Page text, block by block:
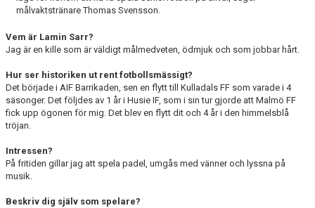
målvaktstränare Thomas Svensson.
Vem är Lamin Sarr?
Jag är en kille som är väldigt målmedveten, ödmjuk och som jobbar hårt.
Hur ser historiken ut rent fotbollsmässigt?
Det började i AIF Barrikaden, sen en flytt till Kulladals FF som varade i 4
säsonger. Det följdes av 1 år i Husie IF, som i sin tur gjorde att Malmö FF
fick upp ögonen för mig. Det blev en flytt dit och 4 år i den himmelsblå
tröjan.
Intressen?
På fritiden gillar jag att spela padel, umgås med vänner och lyssna på
musik.
Beskriv dig själv som spelare?